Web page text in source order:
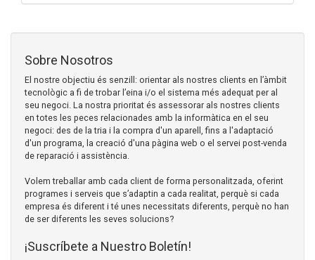
Sobre Nosotros
El nostre objectiu és senzill: orientar als nostres clients en l’àmbit
tecnològic a fi de trobar l’eina i/o el sistema més adequat per al
seu negoci. La nostra prioritat és assessorar als nostres clients
en totes les peces relacionades amb la informàtica en el seu
negoci: des de la tria i la compra d'un aparell, fins a l'adaptació
d'un programa, la creació d'una pàgina web o el servei post-venda
de reparació i assistència.
Volem treballar amb cada client de forma personalitzada, oferint
programes i serveis que s’adaptin a cada realitat, perquè si cada
empresa és diferent i té unes necessitats diferents, perquè no han
de ser diferents les seves solucions?
¡Suscríbete a Nuestro Boletín!